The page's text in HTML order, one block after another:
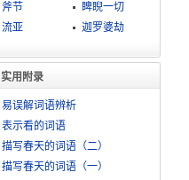
斧节
睥睨一切
流亚
迦罗婆劫
实用附录
易误解词语辨析
表示看的词语
描写春天的词语（二）
描写春天的词语（一）